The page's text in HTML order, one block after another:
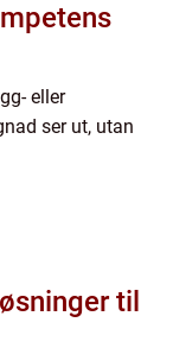
eller
ser ut, utan
til